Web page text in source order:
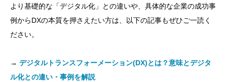
より基礎的な「デジタル化」との違いや、具体的な企業の成功事
例からDXの本質を押さえたい方は、以下の記事もぜひご一読く
ださい。
→ デジタルトランスフォーメーション(DX)とは？意味とデジタ
ル化との違い・事例を解説